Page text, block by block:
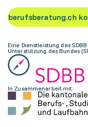
berufsberatung.ch
Eine Dienstleistung des
Unterstützung des Bundes
In Zusammenarbeit mit: